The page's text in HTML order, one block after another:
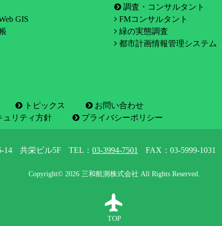
GIS
調査・コンサルタント
FMコンサルタント
緑の実態調査
都市計画情報管理システム
トピックス
お問い合わせ
リティ方針
プライバシーポリシー
14 共栄ビル5F TEL： 03-3994-7501 FAX：03-5999-1031
Copyright© 2026 三和航測株式会社 All Rights Reserved.
TOP